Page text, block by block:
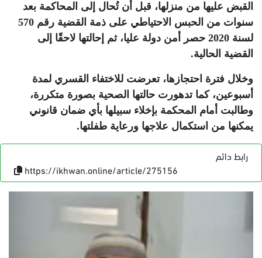
القبض عليها من منزلها، قبل أن تُحال إلى المحاكمة بعد
سنوات من الحبس الاحتياطي على ذمة القضية رقم 570
لسنة 2020 حصر أمن دولة عليا، ثم إحالتها لاحقًا إلى
القضية الحالية.
وخلال فترة احتجازها، تعرضت للاختفاء القسري لمدة
أسبوعين، كما تدهورت حالتها الصحية بصورة متكررة،
وطالبت أمام المحكمة بإخلاء سبيلها بأي ضمان قانوني
يمكنها من استكمال علاجها ورعاية طفلتها.
رابط دائم
https://ikhwan.online/article/275156